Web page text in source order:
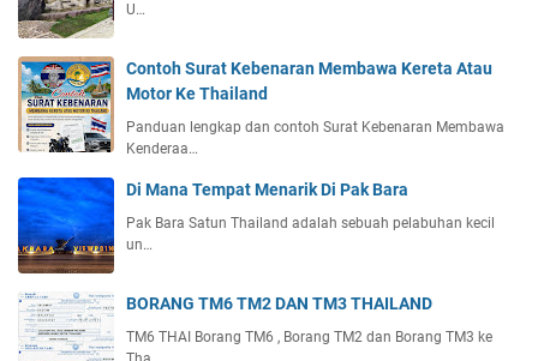
U…
Contoh Surat Kebenaran Membawa Kereta Atau
Motor Ke Thailand
Panduan lengkap dan contoh Surat Kebenaran Membawa
Kenderaa…
Di Mana Tempat Menarik Di Pak Bara
Pak Bara Satun Thailand adalah sebuah pelabuhan kecil
un…
BORANG TM6 TM2 DAN TM3 THAILAND
TM6 THAI Borang TM6 , Borang TM2 dan Borang TM3 ke